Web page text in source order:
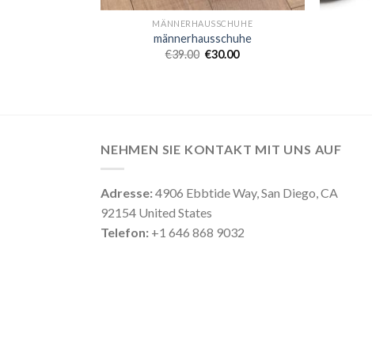
MÄNNERHAUSSCHUHE
männerhausschuhe
€39.00 €30.00
NEHMEN SIE KONTAKT MIT UNS AUF
Adresse:4906 Ebbtide Way, San Diego, CA
92154 United States
Telefon: +1 646 868 9032